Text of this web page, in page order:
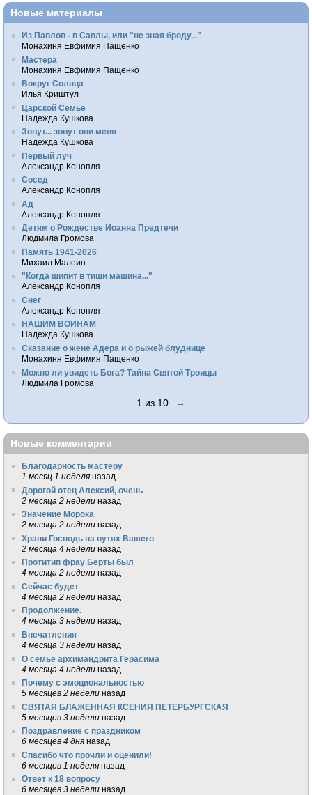
Новые материалы
Из Павлов - в Савлы, или "не зная броду..."
Монахиня Евфимия Пащенко
Мастера
Монахиня Евфимия Пащенко
Вокруг Солнца
Илья Криштул
Царской Семье
Надежда Кушкова
Зовут... зовут они меня
Надежда Кушкова
Первый луч
Александр Конопля
Сосед
Александр Конопля
Ад
Александр Конопля
Детям о Рождестве Иоанна Предтечи
Людмила Громова
Память 1941-2026
Михаил Малеин
"Когда шипит в тиши машина..."
Александр Конопля
Снег
Александр Конопля
НАШИМ ВОИНАМ
Надежда Кушкова
Сказание о жене Адера и о рыжей блуднице
Монахиня Евфимия Пащенко
Можно ли увидеть Бога? Тайна Святой Троицы
Людмила Громова
1 из 10 →
Новые комментарии
Благодарность мастеру
1 месяц 1 неделя назад
Дорогой отец Алексий, очень
2 месяца 2 недели назад
Значение Морока
2 месяца 2 недели назад
Храни Господь на путях Вашего
2 месяца 4 недели назад
Протитип фрау Берты был
4 месяца 2 недели назад
Сейчас будет
4 месяца 2 недели назад
Продолжение.
4 месяца 3 недели назад
Впечатления
4 месяца 3 недели назад
О семье архимандрита Герасима
4 месяца 4 недели назад
Почему с эмоциональностью
5 месяцев 2 недели назад
СВЯТАЯ БЛАЖЕННАЯ КСЕНИЯ ПЕТЕРБУРГСКАЯ
5 месяцев 3 недели назад
Поздравление с праздником
6 месяцев 4 дня назад
Спасибо что прочли и оценили!
6 месяцев 1 неделя назад
Ответ к 18 вопросу
6 месяцев 3 недели назад